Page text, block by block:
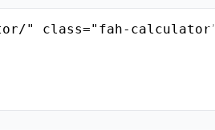
" class="fah-